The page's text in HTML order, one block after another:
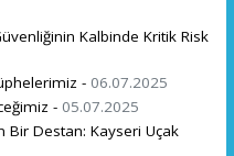
Kalbinde Kritik Risk
- 06.07.2025
- 05.07.2025
Bir Destan: Kayseri Uçak